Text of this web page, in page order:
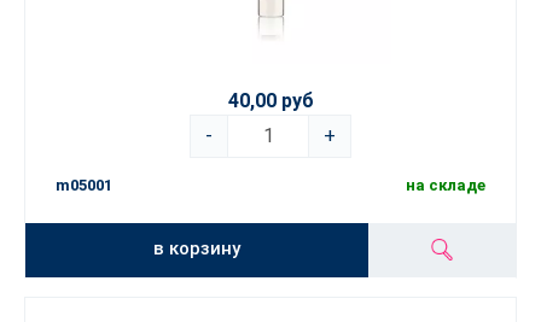
40,00 руб
-
+
m05001 на складе
в корзину